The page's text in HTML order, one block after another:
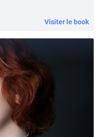
Visiter le book